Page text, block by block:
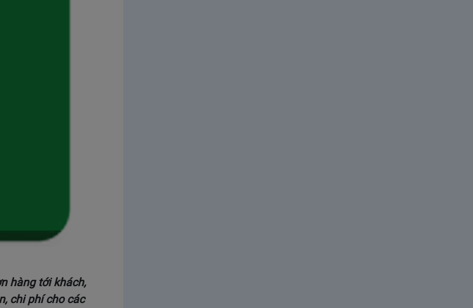
hàng tới khách,
chi phí cho các